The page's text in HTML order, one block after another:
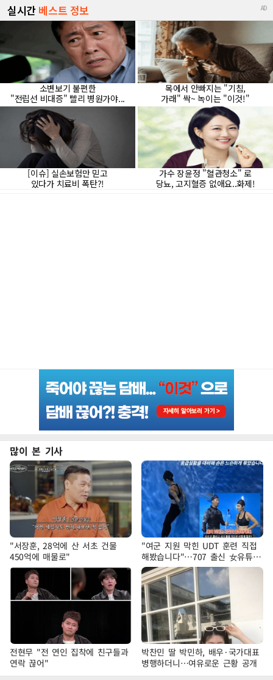
많이 본 기사
"서장훈, 28억에 산 서초 건물
450억에 매물로"
"여군 지원 막힌 UDT 훈련 직접
해봤습니다"…707 출신 女유튜버
'완벽 소화'
전현무 "전 연인 집착에 친구들과
연락 끊어"
박찬민 딸 박민하, 배우·국가대표
병행하더니…여유로운 근황 공개